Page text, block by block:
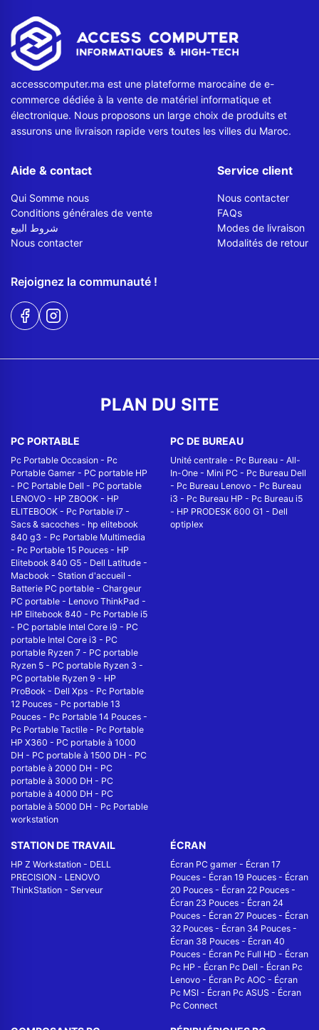
accesscomputer.ma est une plateforme marocaine de e-
commerce dédiée à la vente de matériel informatique et
électronique. Nous proposons un large choix de produits et
assurons une livraison rapide vers toutes les villes du Maroc.
Aide & contact
Qui Somme nous
Conditions générales de vente
شروط البيع
Nous contacter
Service client
Nous contacter
FAQs
Modes de livraison
Modalités de retour
Rejoignez la communauté !
PLAN DU SITE
PC PORTABLE
Pc Portable Occasion - Pc
Portable Gamer - PC portable HP
- PC Portable Dell - PC portable
LENOVO - HP ZBOOK - HP
ELITEBOOK - Pc Portable i7 -
Sacs & sacoches - hp elitebook
840 g3 - Pc Portable Multimedia
- Pc Portable 15 Pouces - HP
Elitebook 840 G5 - Dell Latitude -
Macbook - Station d'accueil -
Batterie PC portable - Chargeur
PC portable - Lenovo ThinkPad -
HP Elitebook 840 - Pc Portable i5
- PC portable Intel Core i9 - PC
portable Intel Core i3 - PC
portable Ryzen 7 - PC portable
Ryzen 5 - PC portable Ryzen 3 -
PC portable Ryzen 9 - HP
ProBook - Dell Xps - Pc Portable
12 Pouces - Pc portable 13
Pouces - Pc Portable 14 Pouces -
Pc Portable Tactile - Pc Portable
HP X360 - PC portable à 1000
DH - PC portable à 1500 DH - PC
portable à 2000 DH - PC
portable à 3000 DH - PC
portable à 4000 DH - PC
portable à 5000 DH - Pc Portable
workstation
PC DE BUREAU
Unité centrale - Pc Bureau - All-
In-One - Mini PC - Pc Bureau Dell
- Pc Bureau Lenovo - Pc Bureau
i3 - Pc Bureau HP - Pc Bureau i5
- HP PRODESK 600 G1 - Dell
optiplex
STATION DE TRAVAIL
HP Z Workstation - DELL
PRECISION - LENOVO
ThinkStation - Serveur
ÉCRAN
Écran PC gamer - Écran 17
Pouces - Écran 19 Pouces - Écran
20 Pouces - Écran 22 Pouces -
Écran 23 Pouces - Écran 24
Pouces - Écran 27 Pouces - Écran
32 Pouces - Écran 34 Pouces -
Écran 38 Pouces - Écran 40
Pouces - Écran Pc Full HD - Écran
Pc HP - Écran Pc Dell - Écran Pc
Lenovo - Écran Pc AOC - Écran
Pc MSI - Écran Pc ASUS - Écran
Pc Connect